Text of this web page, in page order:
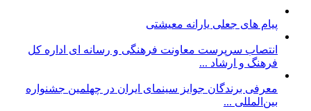
پیام های جعلی یارانه معیشتی
انتصاب سرپرست معاونت فرهنگی و رسانه ای اداره کل
فرهنگ و ارشاد ...
معرفی برندگان جوایز سینمای ایران در چهلمین جشنواره
بین‌المللی ...